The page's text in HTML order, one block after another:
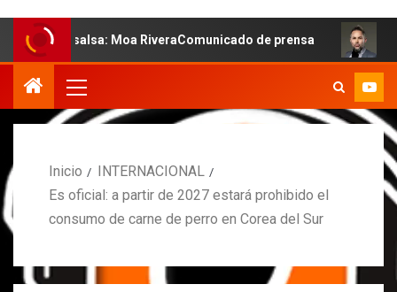
Moa RiveraComunicado de prensa MARCOS
Inicio
INTERNACIONAL
Es oficial: a partir de 2027 estará prohibido el
consumo de carne de perro en Corea del Sur